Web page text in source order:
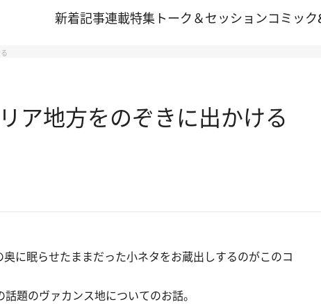
新着記事連載特集 トーク＆セッションコミッ
ア地方をのぞきに出かける
に眠らせたままだった小ネタをお蔵出しするのがこのコ
題のヴァカンス地についてのお話。